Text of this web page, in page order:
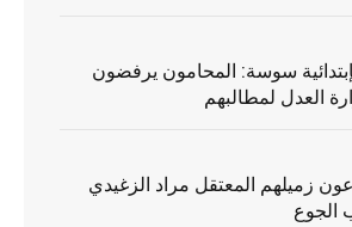
سوسة: المحامون يرفضون
العدل لمطالبهم
زميلهم المعتقل مراد الزغيدي
الجوع